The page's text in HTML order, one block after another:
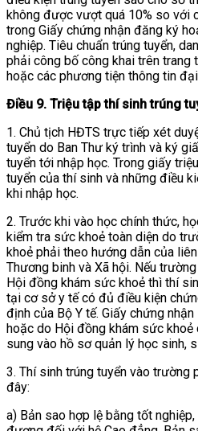
không được vượt quá 10% so với
trong Giấy chứng nhận đăng ký
nghiệp. Tiêu chuẩn trúng tuyển,
phải công bố công khai trên
hoặc các phương tiện thông tin
Điều 9. Triệu tập thí sinh trúng
1. Chủ tịch HĐTS trực tiếp xét
tuyển do Ban Thư ký trình và ký
tuyển tới nhập học. Trong giấy
tuyển của thí sinh và những điều
khi nhập học.
2. Trước khi vào học chính thức,
kiểm tra sức khoẻ toàn diện do
khoẻ phải theo hướng dẫn của
Thương binh và Xã hội. Nếu
Hội đồng khám sức khoẻ thì thí
tại cơ sở y tế có đủ điều kiện
định của Bộ Y tế. Giấy chứng
hoặc do Hội đồng khám sức
sung vào hồ sơ quản lý học sinh,
3. Thí sinh trúng tuyển vào trường
đây:
a) Bản sao hợp lệ bằng tốt